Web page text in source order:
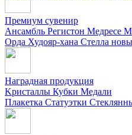
Премиум сувенир
Ансамбль Регистон Медресе
Орда Худояр-хана Стелла
Наградная продукция
Kристаллы Кубки Медали
Плакетка Статуэтки